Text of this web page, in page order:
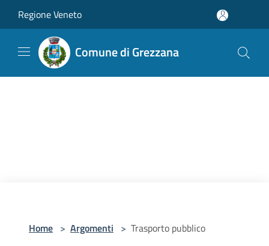
Regione Veneto
Comune di Grezzana
Home > Argomenti > Trasporto pubblico